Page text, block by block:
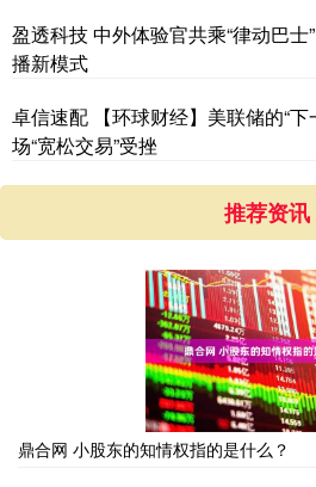
盈透科技 中外体验官共乘“律动巴
播新模式
卓信速配 【环球财经】美联储的“
场“宽松交易”受挫
推荐资讯
鼎合网 小股东的知情权指的是什么？